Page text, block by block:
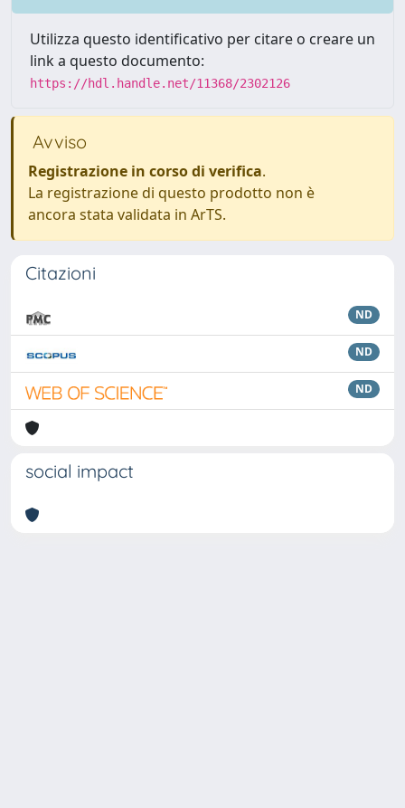
Utilizza questo identificativo per citare o creare un
link a questo documento:
https://hdl.handle.net/11368/2302126
Avviso
Registrazione in corso di verifica.
La registrazione di questo prodotto non è
ancora stata validata in ArTS.
Citazioni
ND
ND
ND
social impact